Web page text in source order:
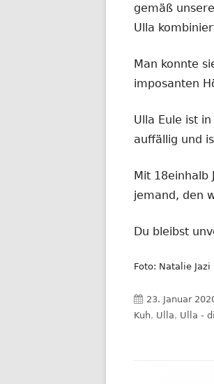
gemäß
Ulla
Man konnte
imposanten
Ulla Eule ist
auffällig und
Mit 18einhalb
jemand, den
Du bleibst
Foto: Natalie Jazi
Veröffentlicht
am
23. Januar
Kuh, Ulla, Ulla -